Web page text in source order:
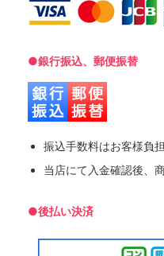
●銀行振込、郵便振替
振込手数料はお客様負
当店にて入金確認後、
●後払い決済